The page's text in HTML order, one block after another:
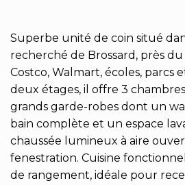
Superbe unité de coin situé
recherché de Brossard, près
Costco, Walmart, écoles, parcs
deux étages, il offre 3
grands garde-robes dont un
bain complète et un espace
chaussée lumineux à aire
fenestration. Cuisine
de rangement, idéale pour